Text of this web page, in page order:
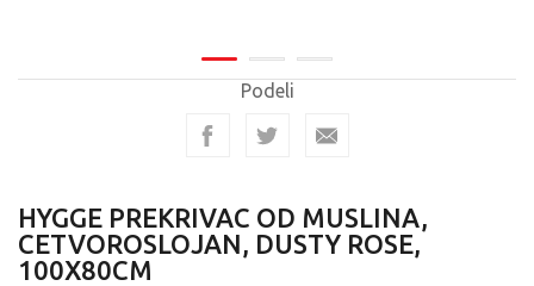
Podeli
HYGGE PREKRIVAC OD MUSLINA,
CETVOROSLOJAN, DUSTY ROSE,
100X80CM